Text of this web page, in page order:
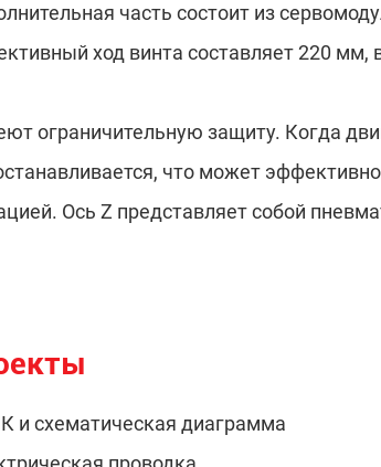
часть состоит из
ход винта составляет 220
ограничительную защиту. Когда
что может
Ось Z представляет собой
и схематическая диаграмма